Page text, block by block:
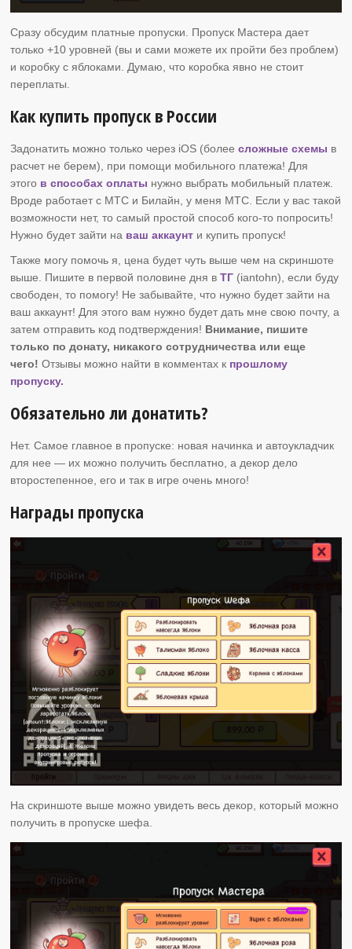
Сразу обсудим платные пропуски. Пропуск Мастера дает
только +10 уровней (вы и сами можете их пройти без проблем)
и коробку с яблоками. Думаю, что коробка явно не стоит
переплаты.
Как купить пропуск в России
Задонатить можно только через iOS (болеесложные схемы в
расчет не берем), при помощи мобильного платежа! Для
этого в способах оплаты нужно выбрать мобильный платеж.
Вроде работает с МТС и Билайн, у меня МТС. Если у вас такой
возможности нет, то самый простой способ кого-то попросить!
Нужно будет зайти на ваш аккаунт и купить пропуск!
Также могу помочь я, цена будет чуть выше чем на скриншоте
выше. Пишите в первой половине дня вТГ (iantohn), если буду
свободен, то помогу! Не забывайте, что нужно будет зайти на
ваш аккаунт! Для этого вам нужно будет дать мне свою почту, а
затем отправить код подтверждения! Внимание, пишите
только по донату, никакого сотрудничества или еще
чего!Отзывы можно найти в комментах к прошлому
пропуску.
Обязательно ли донатить?
Нет. Самое главное в пропуске: новая начинка и автоукладчик
для нее — их можно получить бесплатно, а декор дело
второстепенное, его и так в игре очень много!
Награды пропуска
На скриншоте выше можно увидеть весь декор, который можно
получить в пропуске шефа.